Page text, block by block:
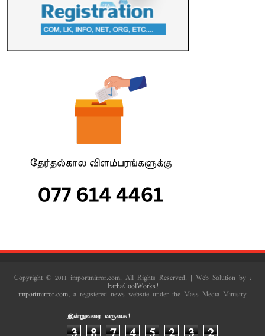
Copyright © 2011 importmirror.com. All Rights Reserved. | Web Solution by :
FarhaCoolWorks!
importmirror.com, a registered news website under the Mass Media Ministry
இன்றுவரை வருகை!